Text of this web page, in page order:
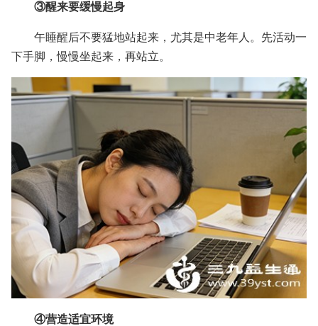
③醒来要缓慢起身
午睡醒后不要猛地站起来，尤其是中老年人。先活动一
下手脚，慢慢坐起来，再站立。
④营造适宜环境